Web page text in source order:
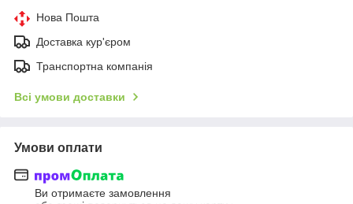
Нова Пошта
Доставка кур'єром
Транспортна компанія
Всі умови доставки
Умови оплати
Ви отримаєте замовлення